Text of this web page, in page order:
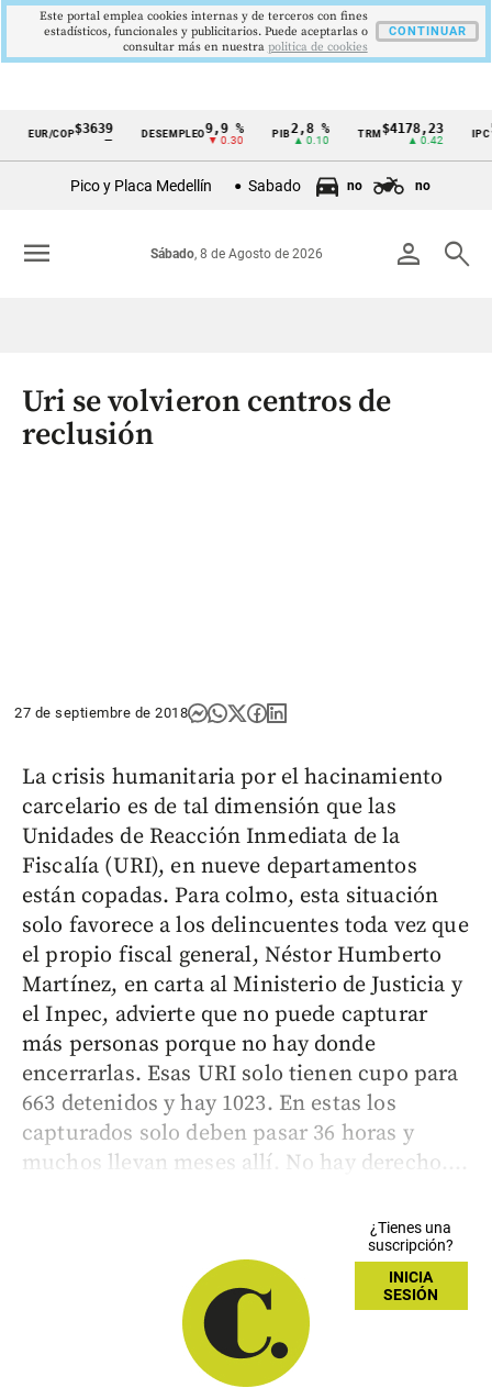
Cintillo
Colombia
EUR/COP$3639 DESEMPLEO 9,9 %
▼ 0.30
PIB2,8 %
▲ 0.10
TRM$4178,23
▲ 0.42
IPC
Pico y Placa Medellín Sabado no no
person search
Sábado, 8 de Agosto de 2026
menu
Uri se volvieron centros de
reclusión
27 de septiembre de 2018
La crisis humanitaria por el hacinamiento
carcelario es de tal dimensión que las
Unidades de Reacción Inmediata de la
Fiscalía (URI), en nueve departamentos
están copadas. Para colmo, esta situación
solo favorece a los delincuentes toda vez que
el propio fiscal general, Néstor Humberto
Martínez, en carta al Ministerio de Justicia y
el Inpec, advierte que no puede capturar
más personas porque no hay donde
encerrarlas. Esas URI solo tienen cupo para
663 detenidos y hay 1023. En estas los
capturados solo deben pasar 36 horas y
muchos llevan meses allí. No hay derecho....
¿Tienes una
suscripción?
INICIA
SESIÓN
Este portal emplea cookies internas y de terceros con fines
estadísticos, funcionales y publicitarios. Puede aceptarlas o
consultar más en nuestra politica de cookies
CONTINUAR